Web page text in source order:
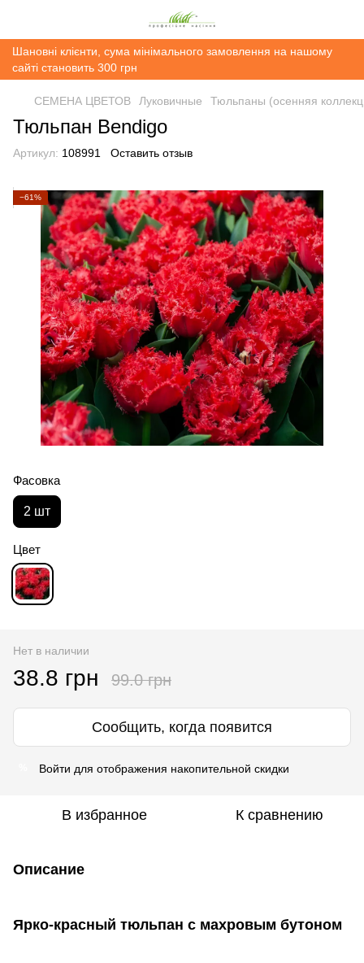
Шановні клієнти, сума мінімального замовлення на нашому
сайті становить 300 грн
СЕМЕНА ЦВЕТОВ Луковичные Тюльпаны (осенняя
Тюльпан Bendigo
Артикул: 108991 Оставить отзыв
−61%
Фасовка
2 шт
Цвет
Нет в наличии
38.8 грн 99.0 грн
Сообщить, когда появится
Войти для отображения накопительной скидки
В избранное К сравнению
Описание
Ярко-красный тюльпан с махровым бутоном